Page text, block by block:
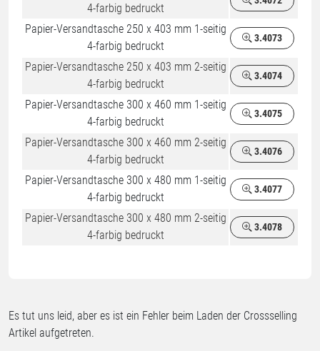
4-farbig bedruckt
Papier-Versandtasche 250 x 403 mm 1-seitig
4-farbig bedruckt
3.4073
Papier-Versandtasche 250 x 403 mm 2-seitig
4-farbig bedruckt
3.4074
Papier-Versandtasche 300 x 460 mm 1-seitig
4-farbig bedruckt
3.4075
Papier-Versandtasche 300 x 460 mm 2-seitig
4-farbig bedruckt
3.4076
Papier-Versandtasche 300 x 480 mm 1-seitig
4-farbig bedruckt
3.4077
Papier-Versandtasche 300 x 480 mm 2-seitig
4-farbig bedruckt
3.4078
Es tut uns leid, aber es ist ein Fehler beim Laden der Crossselling
Artikel aufgetreten.